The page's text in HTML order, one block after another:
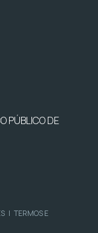
PÚBLICO DE
| TERMOS E